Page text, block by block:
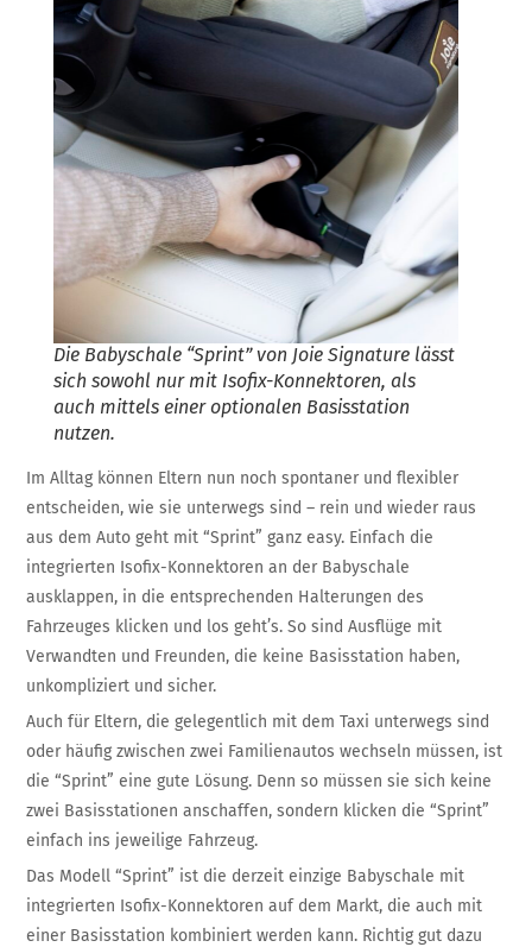
Die Babyschale “Sprint” von Joie Signature lässt
sich sowohl nur mit Isofix-Konnektoren, als
auch mittels einer optionalen Basisstation
nutzen.
Im Alltag können Eltern nun noch spontaner und flexibler
entscheiden, wie sie unterwegs sind – rein und wieder raus
aus dem Auto geht mit “Sprint” ganz easy. Einfach die
integrierten Isofix-Konnektoren an der Babyschale
ausklappen, in die entsprechenden Halterungen des
Fahrzeuges klicken und los geht’s. So sind Ausflüge mit
Verwandten und Freunden, die keine Basisstation haben,
unkompliziert und sicher.
Auch für Eltern, die gelegentlich mit dem Taxi unterwegs sind
oder häufig zwischen zwei Familienautos wechseln müssen, ist
die “Sprint” eine gute Lösung. Denn so müssen sie sich keine
zwei Basisstationen anschaffen, sondern klicken die “Sprint”
einfach ins jeweilige Fahrzeug.
Das Modell “Sprint” ist die derzeit einzige Babyschale mit
integrierten Isofix-Konnektoren auf dem Markt, die auch mit
einer Basisstation kombiniert werden kann. Richtig gut dazu